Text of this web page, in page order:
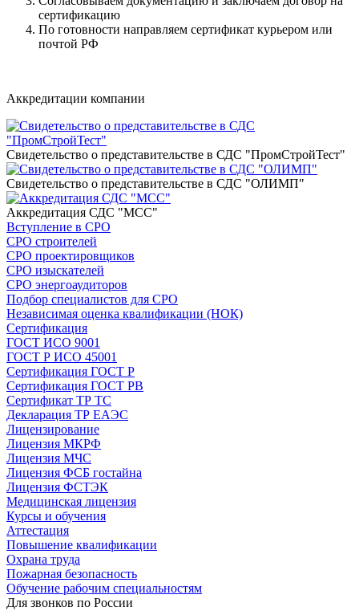
сертификацию
По готовности направляем сертификат курьером или
почтой РФ
Аккредитации компании
Свидетельство о представительстве в СДС "ПромСтройТест"
Свидетельство о представительстве в СДС "ОЛИМП"
Аккредитация СДС "МСС"
Вступление в СРО
СРО строителей
СРО проектировщиков
СРО изыскателей
СРО энергоаудиторов
Подбор специалистов для СРО
Независимая оценка квалификации (НОК)
Сертификация
ГОСТ ИСО 9001
ГОСТ Р ИСО 45001
Сертификация ГОСТ Р
Сертификация ГОСТ РВ
Сертификат ТР ТС
Декларация ТР ЕАЭС
Лицензирование
Лицензия МКРФ
Лицензия МЧС
Лицензия ФСБ гостайна
Лицензия ФСТЭК
Медицинская лицензия
Курсы и обучения
Аттестация
Повышение квалификации
Охрана труда
Пожарная безопасность
Обучение рабочим специальностям
Для звонков по России